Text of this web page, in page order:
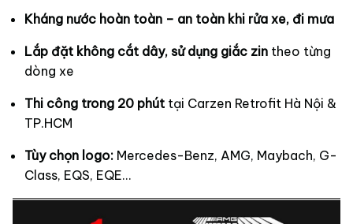
Kháng nước hoàn toàn – an toàn khi rửa xe, đi mưa
Lắp đặt không cắt dây, sử dụng giắc zin theo từng
dòng xe
Thi công trong 20 phút tại Carzen Retrofit Hà Nội &
TP.HCM
Tùy chọn logo: Mercedes-Benz, AMG, Maybach, G-
Class, EQS, EQE…